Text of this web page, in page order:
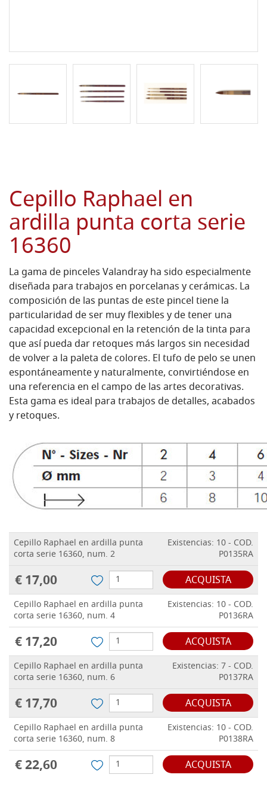
Cepillo Raphael en
ardilla punta corta serie
16360
La gama de pinceles Valandray ha sido especialmente
diseñada para trabajos en porcelanas y cerámicas. La
composición de las puntas de este pincel tiene la
particularidad de ser muy flexibles y de tener una
capacidad excepcional en la retención de la tinta para
que así pueda dar retoques más largos sin necesidad
de volver a la paleta de colores. El tufo de pelo se unen
espontáneamente y naturalmente, convirtiéndose en
una referencia en el campo de las artes decorativas.
Esta gama es ideal para trabajos de detalles, acabados
y retoques.
Cepillo Raphael en ardilla punta
corta serie 16360, num. 2
Existencias: 10 - COD.
P0135RA
€ 17,00 ACQUISTA
Cepillo Raphael en ardilla punta
corta serie 16360, num. 4
Existencias: 10 - COD.
P0136RA
€ 17,20 ACQUISTA
Cepillo Raphael en ardilla punta
corta serie 16360, num. 6
Existencias: 7 - COD.
P0137RA
€ 17,70 ACQUISTA
Cepillo Raphael en ardilla punta
corta serie 16360, num. 8
Existencias: 10 - COD.
P0138RA
€ 22,60 ACQUISTA